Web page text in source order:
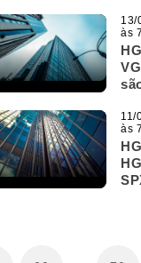
do
do
13/
às
11/
às